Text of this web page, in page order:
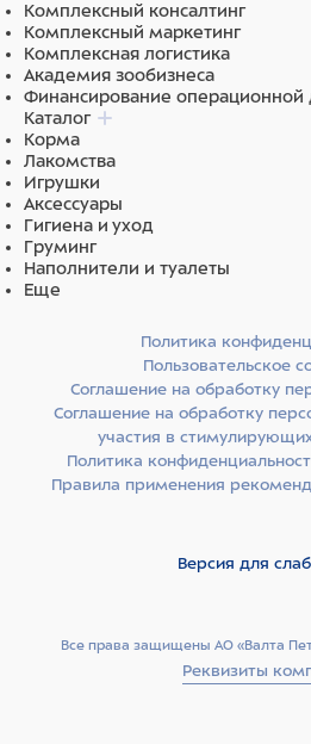
Комплексный консалтинг
Комплексный маркетинг
Комплексная логистика
Академия зообизнеса
Финансирование операционной
Каталог
Корма
Лакомства
Игрушки
Аксессуары
Гигиена и уход
Груминг
Наполнители и туалеты
Еще
Все права защищены АО «Валта
Реквизиты
Политика
Пользовательское
Соглашение на обработку
Соглашение на обработку
участия в
Политика
Правила применения
Версия для